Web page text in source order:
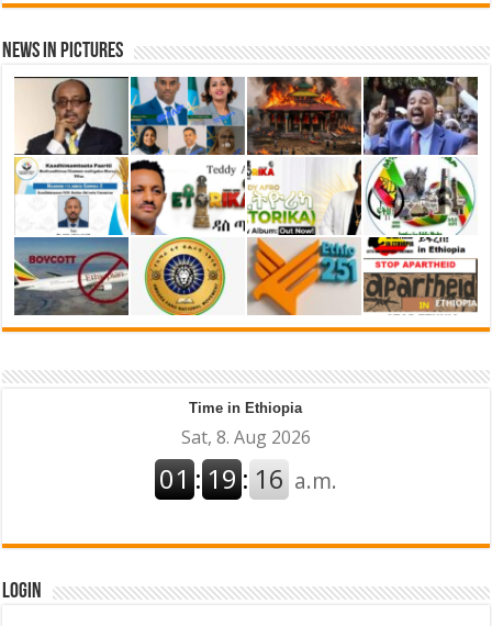
News in Pictures
Time in Ethiopia
Login